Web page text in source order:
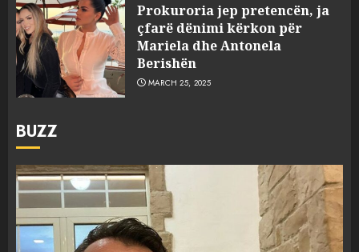
Prokuroria jep pretencën, ja
çfarë dënimi kërkon për
Mariela dhe Antonela
Berishën
MARCH 25, 2025
BUZZ